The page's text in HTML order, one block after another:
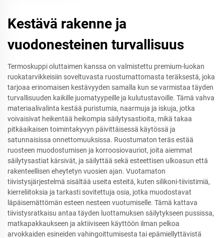
Kestävä rakenne ja
vuodonesteinen turvallisuus
Termoskuppi oluttaimen kanssa on valmistettu premium-luokan
ruokatarvikkeisiin soveltuvasta ruostumattomasta teräksestä, joka
tarjoaa erinomaisen kestävyyden samalla kun se varmistaa täyden
turvallisuuden kaikille juomatyypeille ja kulutustavoille. Tämä vahva
materiaalivalinta kestää puristumia, naarmuja ja iskuja, jotka
voivaisivat heikentää heikompia säilytysastioita, mikä takaa
pitkäaikaisen toimintakyvyn päivittäisessä käytössä ja
satunnaisissa onnettomuuksissa. Ruostumaton teräs estää
ruosteen muodostumisen ja korroosiovauriot, joita aiemmat
säilytysastiat kärsivät, ja säilyttää sekä esteettisen ulkoasun että
rakenteellisen eheytetyn vuosien ajan. Vuotamaton
tiivistysjärjestelmä sisältää useita esteitä, kuten silikoni-tiivistimiä,
kierreliitoksia ja tarkasti sovitettuja osia, jotka muodostavat
läpäisemättömän esteen nesteen vuotumiselle. Tämä kattava
tiivistysratkaisu antaa täyden luottamuksen säilytykseen pussissa,
matkapakkaukseen ja aktiiviseen käyttöön ilman pelkoa
arvokkaiden esineiden vahingoittumisesta tai epämiellyttävistä